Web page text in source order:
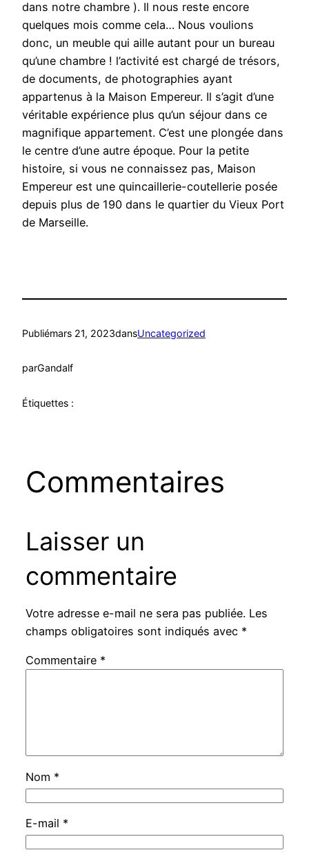
dans notre chambre ). Il nous reste encore
quelques mois comme cela… Nous voulions
donc, un meuble qui aille autant pour un bureau
qu’une chambre ! l’activité est chargé de trésors,
de documents, de photographies ayant
appartenus à la Maison Empereur. Il s’agit d’une
véritable expérience plus qu’un séjour dans ce
magnifique appartement. C’est une plongée dans
le centre d’une autre époque. Pour la petite
histoire, si vous ne connaissez pas, Maison
Empereur est une quincaillerie-coutellerie posée
depuis plus de 190 dans le quartier du Vieux Port
de Marseille.
Publiémars 21, 2023dansUncategorized
parGandalf
Étiquettes :
Commentaires
Laisser un
commentaire
Votre adresse e-mail ne sera pas publiée. Les
champs obligatoires sont indiqués avec *
Commentaire *
Nom *
E-mail *